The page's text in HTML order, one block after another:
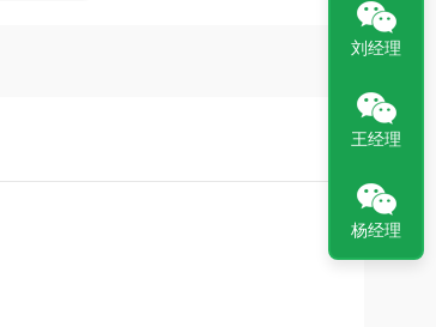
刘经理
王经理
杨经理